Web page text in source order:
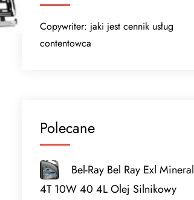
Copywriter: jaki jest cennik usług
contentowca
Polecane
Bel-Ray Bel Ray Exl Mineral
4T 10W 40 4L Olej Silnikowy